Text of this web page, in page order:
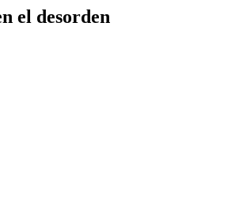
el desorden